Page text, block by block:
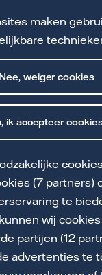
maken
ik accepteer
Nee, weiger cookies
(7 partners)
te
wij
partijen (12
advertenties te
mkb